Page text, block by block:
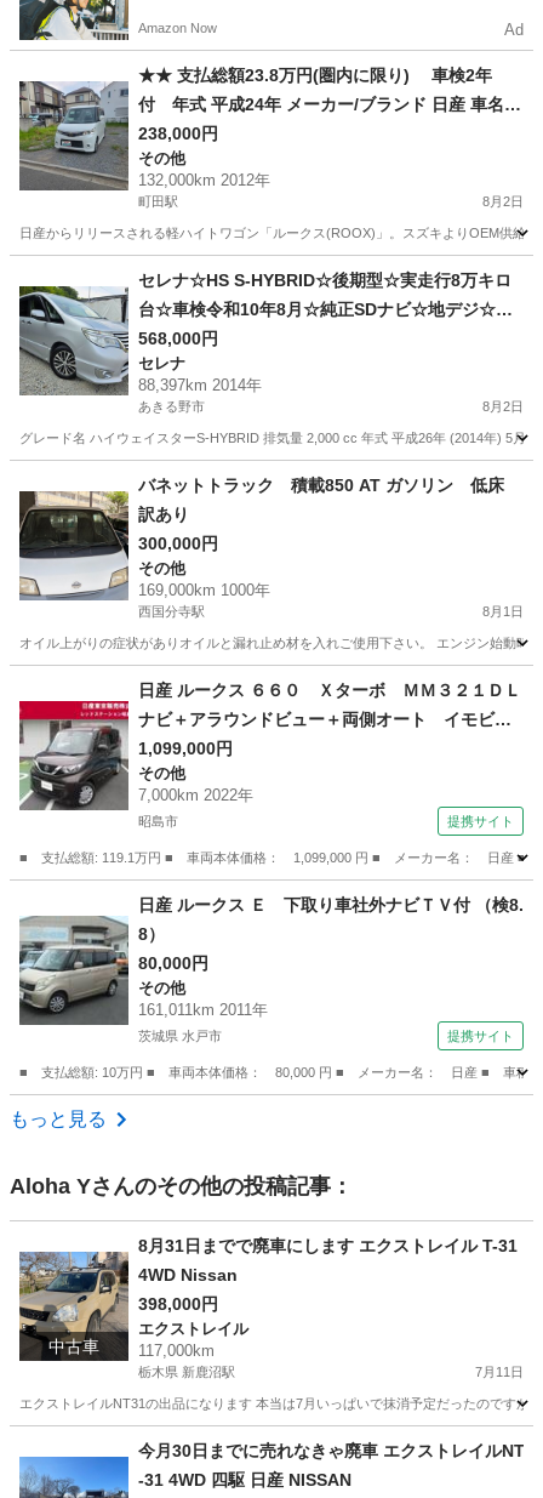
う！
Amazon Now Ad
★★ 支払総額23.8万円(圏内に限り) 車検2年
付 年式 平成24年 メーカー/ブランド 日産 車名
ルークス グレード ハイウェイスター★★
238,000円
その他
132,000km 2012年
町田駅 8月2日
日産からリリースされる軽ハイトワゴン「ルークス(ROOX)」。スズキよりOEM供給
町田駅 ハイウェイスター
セレナ☆HS S-HYBRID☆後期型☆実走行8万キロ
台☆車検令和10年8月☆純正SDナビ☆地デジ☆Blu
etooth☆バックカメラ☆ETC☆両側パワースライ
ドドア
568,000円
セレナ
88,397km 2014年
あきる野市 8月2日
グレード名 ハイウェイスターS-HYBRID 排気量 2,000 cc 年式 平成26年 (2014年) 5月
セレナ 車両
バネットトラック 積載850 AT ガソリン 低床
訳あり
300,000円
その他
169,000km 1000年
西国分寺駅 8月1日
オイル上がりの症状がありオイルと漏れ止め材を入れご使用下さい。 エンジン始動
西国分寺駅 その他
日産 ルークス ６６０ Ｘターボ ＭＭ３２１ＤＬ
ナビ＋アラウンドビュー＋両側オート イモビラ
イザー １オーナー レーンキープ 地デジ イ
ンテリキー 両側電動ドア アイドリングストッ
プ バックカメラ ＥＴＣ ドラレコ オートエ
1,099,000円
その他
7,000km 2022年
昭島市 提携サイト
■ 支払総額: 119.1万円 ■ 車両本体価格： 1,099,000 円 ■ メーカー名： 日産 ■
その他
日産 ルークス Ｅ 下取り車社外ナビＴＶ付 （検8.
8）
80,000円
その他
161,011km 2011年
茨城県 水戸市 提携サイト
■ 支払総額: 10万円 ■ 車両本体価格： 80,000 円 ■ メーカー名： 日産 ■ 車
茨城 水戸市
もっと見る
Aloha Yさんのその他の投稿記事：
中古車
8月31日までで廃車にします エクストレイル T-31
4WD Nissan
398,000円
エクストレイル
117,000km
栃木県 新鹿沼駅 7月11日
エクストレイルNT31の出品になります 本当は7月いっぱいで抹消予定だったのです
新鹿沼駅 エクストレイル
今月30日までに売れなきゃ廃車 エクストレイルNT
-31 4WD 四駆 日産 NISSAN